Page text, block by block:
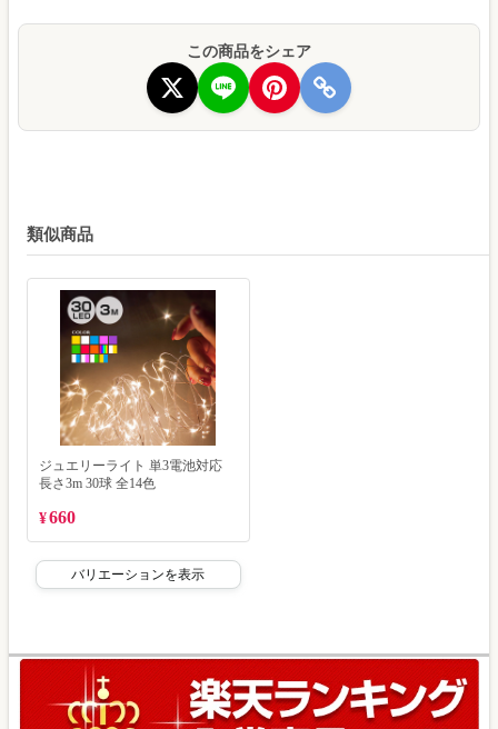
この商品をシェア
類似商品
ジュエリーライト 単3電池対応
長さ3m 30球 全14色
¥660
バリエーションを表示